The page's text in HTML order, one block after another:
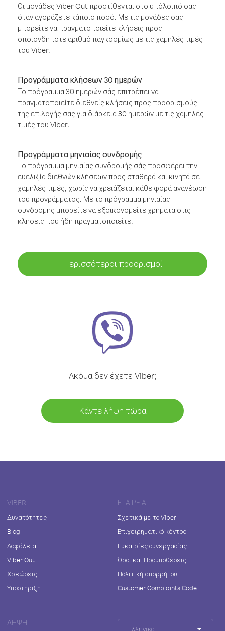
Οι μονάδες Viber Out προστίθενται στο υπόλοιπό σας
όταν αγοράζετε κάποιο ποσό. Με τις μονάδες σας
μπορείτε να πραγματοποιείτε κλήσεις προς
οποιονδήποτε αριθμό παγκοσμίως με τις χαμηλές τιμές
του Viber.
Προγράμματα κλήσεων 30 ημερών
Το πρόγραμμα 30 ημερών σάς επιτρέπει να
πραγματοποιείτε διεθνείς κλήσεις προς προορισμούς
της επιλογής σας για διάρκεια 30 ημερών με τις χαμηλές
τιμές του Viber.
Προγράμματα μηνιαίας συνδρομής
Το πρόγραμμα μηνιαίας συνδρομής σάς προσφέρει την
ευελιξία διεθνών κλήσεων προς σταθερά και κινητά σε
χαμηλές τιμές, χωρίς να χρειάζεται κάθε φορά ανανέωση
του προγράμματος. Με το πρόγραμμα μηνιαίας
συνδρομής μπορείτε να εξοικονομείτε χρήματα στις
κλήσεις που ήδη πραγματοποιείτε.
Περισσότεροι προορισμοί
Ακόμα δεν έχετε Viber;
Κάντε λήψη τώρα
VIBER
Δυνατότητες
Blog
Ασφάλεια
Viber Out
Χρεώσεις
Υποστήριξη
ΕΤΑΙΡΕΊΑ
Σχετικά με το Viber
Επιχειρηματικό κέντρο
Ευκαιρίες συνεργασίας
Όροι και Προϋποθέσεις
Πολιτική απορρήτου
Customer Complaints Code
ΛΉΨΗ
Ελληνικά